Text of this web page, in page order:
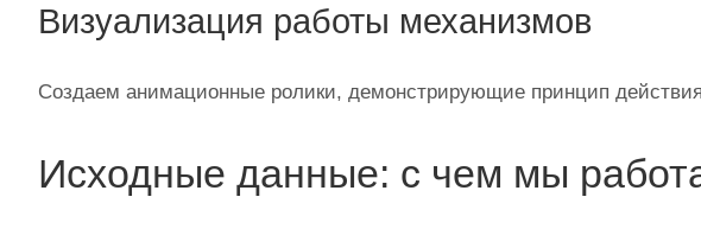
Визуализация работы механизмов
Создаем анимационные ролики, демонстрирующие принцип
Исходные данные: с чем мы